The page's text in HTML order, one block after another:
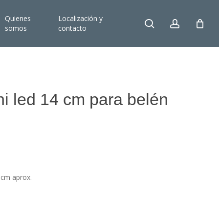
Quienes
somos
Localización y
contacto
search account
led 14 cm para belén
aprox.